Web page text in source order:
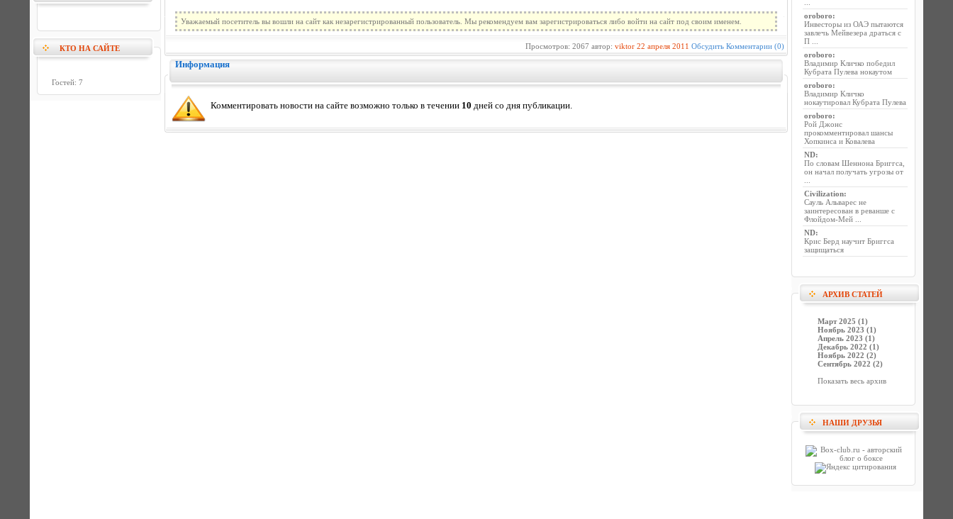
КТО НА САЙТЕ
Гостей: 7
Уважаемый посетитель вы вошли на сайт как незарегистрированный пользователь. Мы рекомендуем вам зарегистрироваться либо войти на сайт под своим именем.
Просмотров: 2067 автор: viktor 22 апреля 2011 Обсудить Комментарии (0)
Информация
Комментировать новости на сайте возможно только в течении 10 дней со дня публикации.
oroboro:
Инвесторы из ОАЭ пытаются
завлечь Мейвезера драться с
П ...
oroboro:
Владимир Кличко победил
Кубрата Пулева нокаутом
oroboro:
Владимир Кличко
нокаутировал Кубрата Пулева
oroboro:
Рой Джонс
прокомментировал шансы
Хопкинса и Ковалева
ND:
По словам Шеннона Бриггса,
он начал получать угрозы от
Civilization:
Сауль Альварес не
заинтересован в реванше с
Флойдом-Мей ...
ND:
Крис Берд научит Бриггса
защищаться
АРХИВ СТАТЕЙ
Март 2025 (1)
Ноябрь 2023 (1)
Апрель 2023 (1)
Декабрь 2022 (1)
Ноябрь 2022 (2)
Сентябрь 2022 (2)
Показать весь архив
НАШИ ДРУЗЬЯ